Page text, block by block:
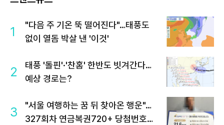
1
"다음 주 기온 뚝 떨어진다"…태풍도
없이 열돔 박살 낸 '이것'
2
태풍 '돌핀'·'찬홈' 한반도 빗겨간다…
예상 경로는?
3
"서울 여행하는 꿈 뒤 찾아온 행운"…
327회차 연금복권720+ 당첨번호조